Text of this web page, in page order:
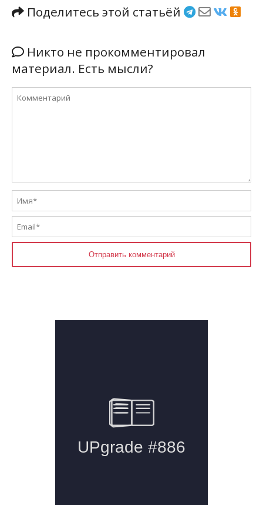
Поделитесь этой статьёй
Никто не прокомментировал
материал. Есть мысли?